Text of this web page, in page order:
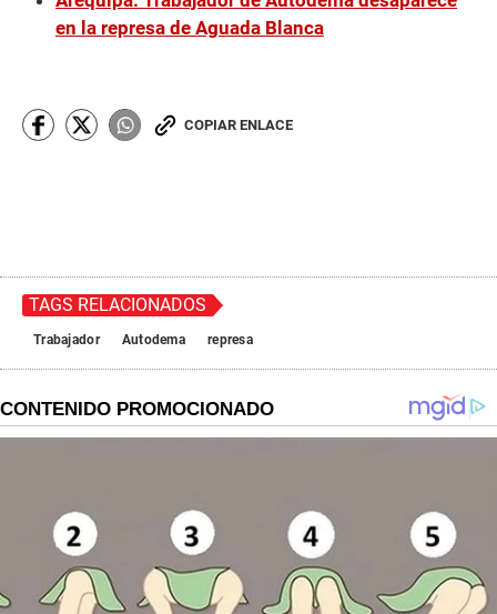
en la represa de Aguada Blanca
COPIAR ENLACE
TAGS RELACIONADOS
Trabajador Autodema represa